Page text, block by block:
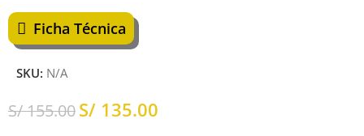
Ficha Técnica
SKU: N/A
S/155.00S/ 135.00